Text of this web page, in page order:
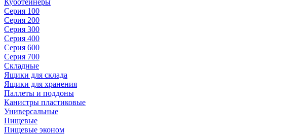
Куботейнеры
Серия 100
Серия 200
Серия 300
Серия 400
Серия 600
Серия 700
Складные
Ящики для склада
Ящики для хранения
Паллеты и поддоны
Канистры пластиковые
Универсальные
Пищевые
Пищевые эконом